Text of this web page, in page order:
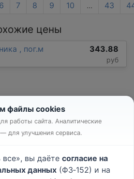
6 7 8 9 10 ... 43
цены
, пог.м 343.88
руб
Реклама
соглашение
конфиденциальности
файлы cookies
работы сайта. Аналитические
для улучшения сервиса.
вы даёте согласие на
данных (ФЗ‑152) и на